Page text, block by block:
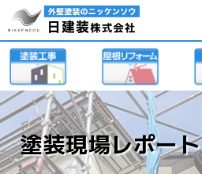
Skip
main
content
塗装現場レポート